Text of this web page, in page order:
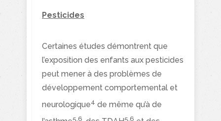
Pesticides
Certaines études démontrent que
l’exposition des enfants aux pesticides
peut mener à des problèmes de
développement comportemental et
neurologique4 de même qu’à de
5,6 5,6